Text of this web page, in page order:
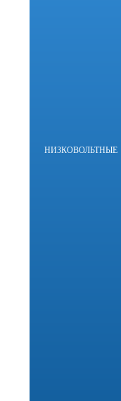
НИЗКОВОЛЬТНЫЕ